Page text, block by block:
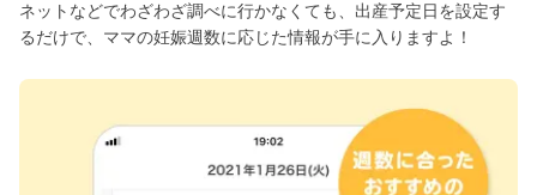
ネットなどでわざわざ調べに行かなくても、出産予定日を設定す
るだけで、ママの妊娠週数に応じた情報が手に入りますよ！